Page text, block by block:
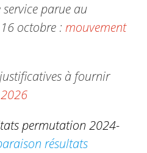
service parue au
octobre : mouvement
à fournir
permutation 2024-
résultats